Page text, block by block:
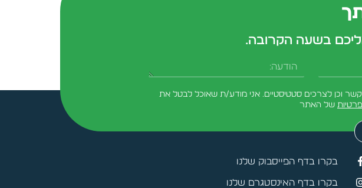
בשעה הקרובה.
הודעה
וכן לצרכים סטטיסטיים. אני מודע/ת שאוכל לבטל את
של האתר
בקרו בדף הפייסבוק שלנו
בקרו בדף האינסטגרם שלנו